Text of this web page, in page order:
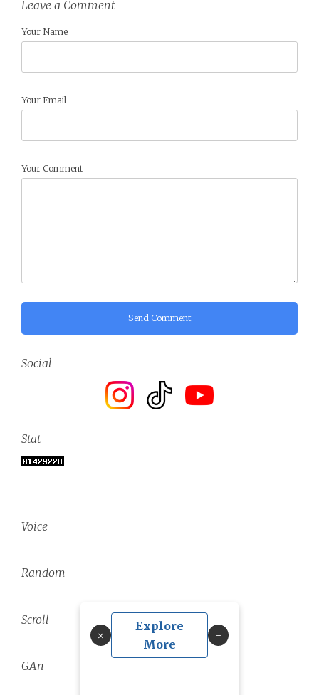
Leave a Comment
Your Name
Your Email
Your Comment
Send Comment
Social
Stat
Voice
Random
×
Explore
More
Scroll
GAn